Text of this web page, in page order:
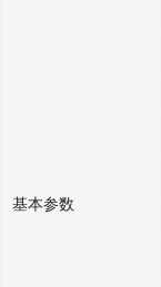
基本参数